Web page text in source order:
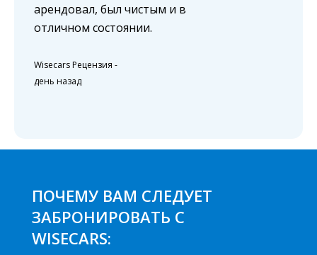
арендовал, был чистым и в
отличном состоянии.
Wisecars Рецензия -
день назад
ПОЧЕМУ ВАМ СЛЕДУЕТ
ЗАБРОНИРОВАТЬ С
WISECARS: